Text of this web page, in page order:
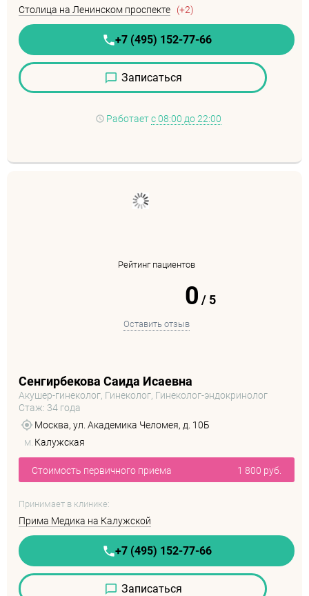
Столица на Ленинском проспекте (+2)
+7 (495) 152-77-66
Записаться
Работает с 08:00 до 22:00
Рейтинг пациентов
0 /5
Оставить отзыв
Сенгирбекова Саида Исаевна
Акушер-гинеколог, Гинеколог, Гинеколог-эндокринолог
Стаж: 34 года
Москва, ул. Академика Челомея, д. 10Б
м. Калужская
Стоимость первичного приема 1 800 руб.
Принимает в клинике:
Прима Медика на Калужской
+7 (495) 152-77-66
Записаться